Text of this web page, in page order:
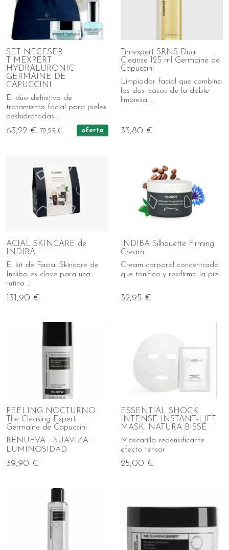
SET NECESER
TIMEXPERT
HYDRALURONIC.
GERMAINE DE
CAPUCCINI
El dúo definitivo de
tratamiento facial para pieles
deshidratadas ...
63,22 € 72,25 € oferta
Timexpert SRNS Dual
Cleanse 125 ml Germaine de
Capuccini
Limpiador facial que combina
los dos pasos de la doble
limpieza ...
33,80 €
ACIAL SKINCARE de
INDIBA
El kit de Facial Skincare de
Indiba es clave para una
rutina ...
131,90 €
INDIBA Silhouette Firming
Cream
Cream corporal concentrada
que tonifica y reafirma la piel.
32,95 €
PEELING NOCTURNO
The Cleasing Expert
Germaine de Capuccini
RENUEVA - SUAVIZA -
LUMINOSIDAD
39,90 €
ESSENTIAL SHOCK
INTENSE INSTANT-LIFT
MASK. NATURA BISSÉ
Mascarilla redensificante
efecto tensor
25,00 €